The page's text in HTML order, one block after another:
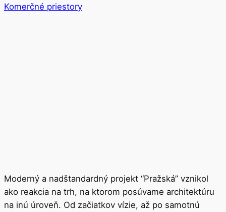
Komerčné priestory
Moderný a nadštandardný projekt “Pražská” vznikol
ako reakcia na trh, na ktorom posúvame architektúru
na inú úroveň. Od začiatkov vízie, až po samotnú